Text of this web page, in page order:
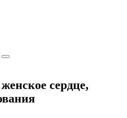
сердце,